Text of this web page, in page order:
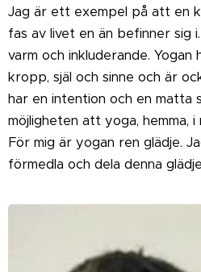
Jag är ett exempel på att en
fas av livet en än befinner sig
varm och inkluderande.
kropp, själ och sinne och är
har en intention och en matta
möjligheten att yoga, hemma,
För mig är yogan ren glädje.
förmedla och dela denna